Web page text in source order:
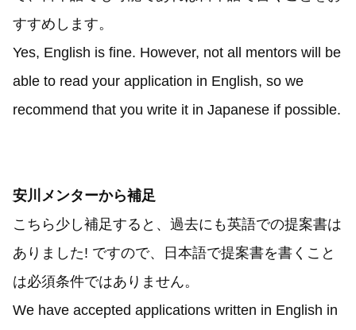
すすめします。
Yes, English is fine. However, not all mentors will be
able to read your application in English, so we
recommend that you write it in Japanese if possible.
安川メンターから補足
こちら少し補足すると、過去にも英語での提案書は
ありました! ですので、日本語で提案書を書くこと
は必須条件ではありません。
We have accepted applications written in English in